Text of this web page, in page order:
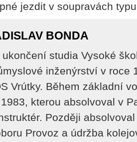
jezdit v soupravách
BONDA
ukončení studia Vysoké
inženýrství v roce
Vrútky. Během základní
kterou absolvoval v
Později
Provoz a údržba